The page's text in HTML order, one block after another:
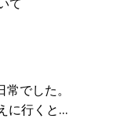
て
でした。
に行くと…